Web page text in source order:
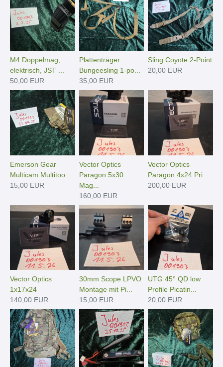
M4 Doppelmag,
elektrisch, JST ...
50,00 EUR
Plattenträger
Bungeesling 1-po...
35,00 EUR
Sling Coyote 2-Point
20,00 EUR
Emerson Gear
Multicam Multitoo...
15,00 EUR
Vector Optics
Paragon 5x30
Mag...
160,00 EUR
Vector Optics
Paragon 4x24 Pri...
200,00 EUR
Vector Optics
1x17x24
140,00 EUR
30mm Scope LPVO
Montage mit Pi...
15,00 EUR
UTG 45° QD low
Profile Picatin...
20,00 EUR